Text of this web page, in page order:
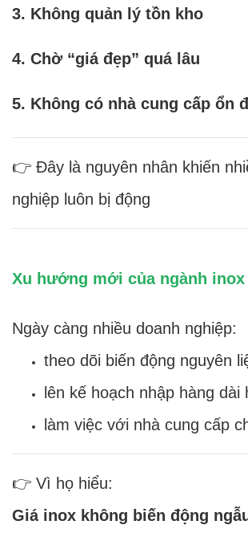
3. Không quản lý tồn kho
4. Chờ “giá đẹp” quá lâu
5. Không có nhà cung cấp ổn
👉 Đây là nguyên nhân khiến
nghiệp luôn bị động
Xu hướng mới của ngành inox
Ngày càng nhiều doanh nghiệp:
theo dõi biến động nguyên
lên kế hoạch nhập hàng dài
làm việc với nhà cung cấp
👉 Vì họ hiểu:
Giá inox không biến động